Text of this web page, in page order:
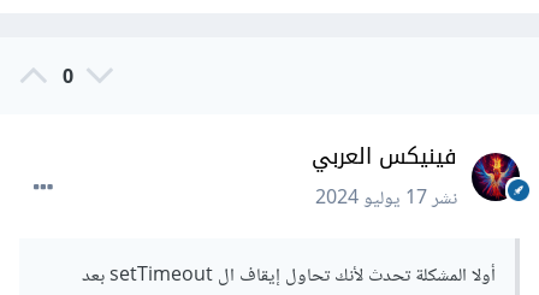
0
فينيكس العربي
نشر17 يوليو 2024
أولا المشكلة تحدث لأنك تحاول إيقاف ال setTimeout بعد